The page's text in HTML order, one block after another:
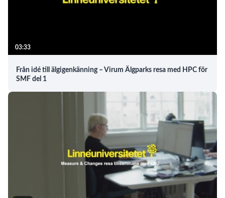
03:33
Från idé till älgigenkänning – Virum Älgparks resa med HPC för
SMF del 1